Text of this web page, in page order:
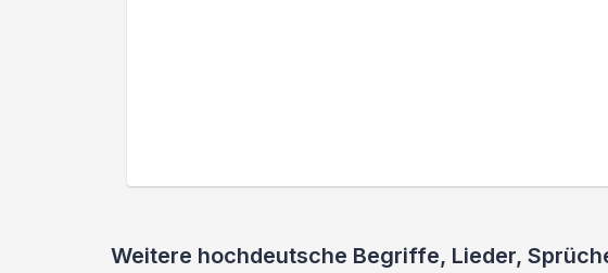
Weitere hochdeutsche Begriffe, Lieder,